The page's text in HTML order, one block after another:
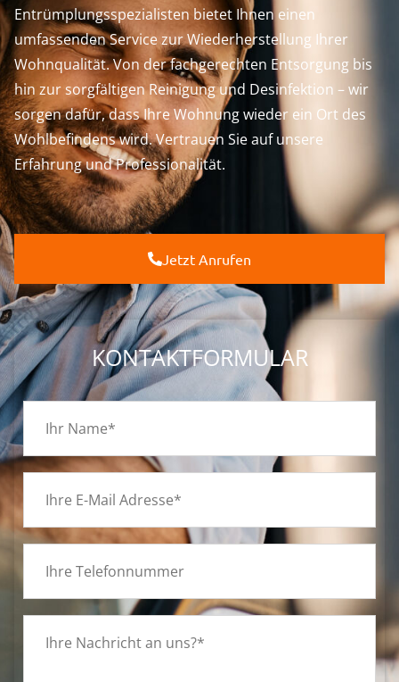
Entrümplungsspezialisten bietet Ihnen einen
umfassenden Service zur Wiederherstellung Ihrer
Wohnqualität. Von der fachgerechten Entsorgung bis
hin zur sorgfältigen Reinigung und Desinfektion – wir
sorgen dafür, dass Ihre Wohnung wieder ein Ort des
Wohlbefindens wird. Vertrauen Sie auf unsere
Erfahrung und Professionalität.
Jetzt Anrufen
KONTAKTFORMULAR